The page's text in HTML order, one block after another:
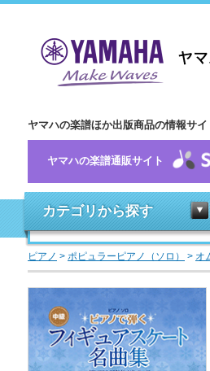
ヤマハの楽譜ほか出版商品の情報サイ
ヤマハの楽譜通販サイト
カテゴリから探す
ピアノ > ポピュラーピアノ（ソロ） > オ